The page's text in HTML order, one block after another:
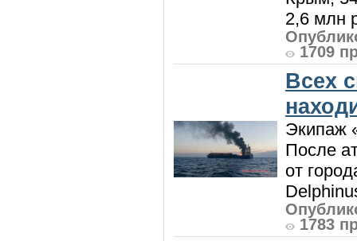
2,6 млн
1709
Всех
Экипаж
После
от
1783